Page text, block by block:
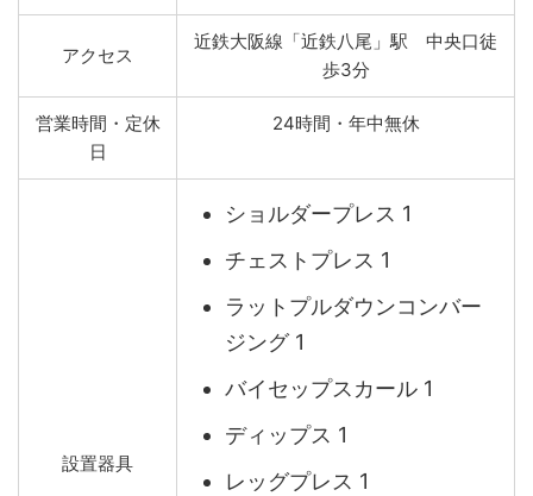
アクセス
近鉄大阪線「近鉄八尾」駅 中央口徒
歩3分
営業時間・定休
日
24時間・年中無休
設置器具
ショルダープレス 1
チェストプレス 1
ラットプルダウンコンバー
ジング 1
バイセップスカール 1
ディップス 1
レッグプレス 1